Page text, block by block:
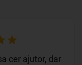
cer ajutor, dar